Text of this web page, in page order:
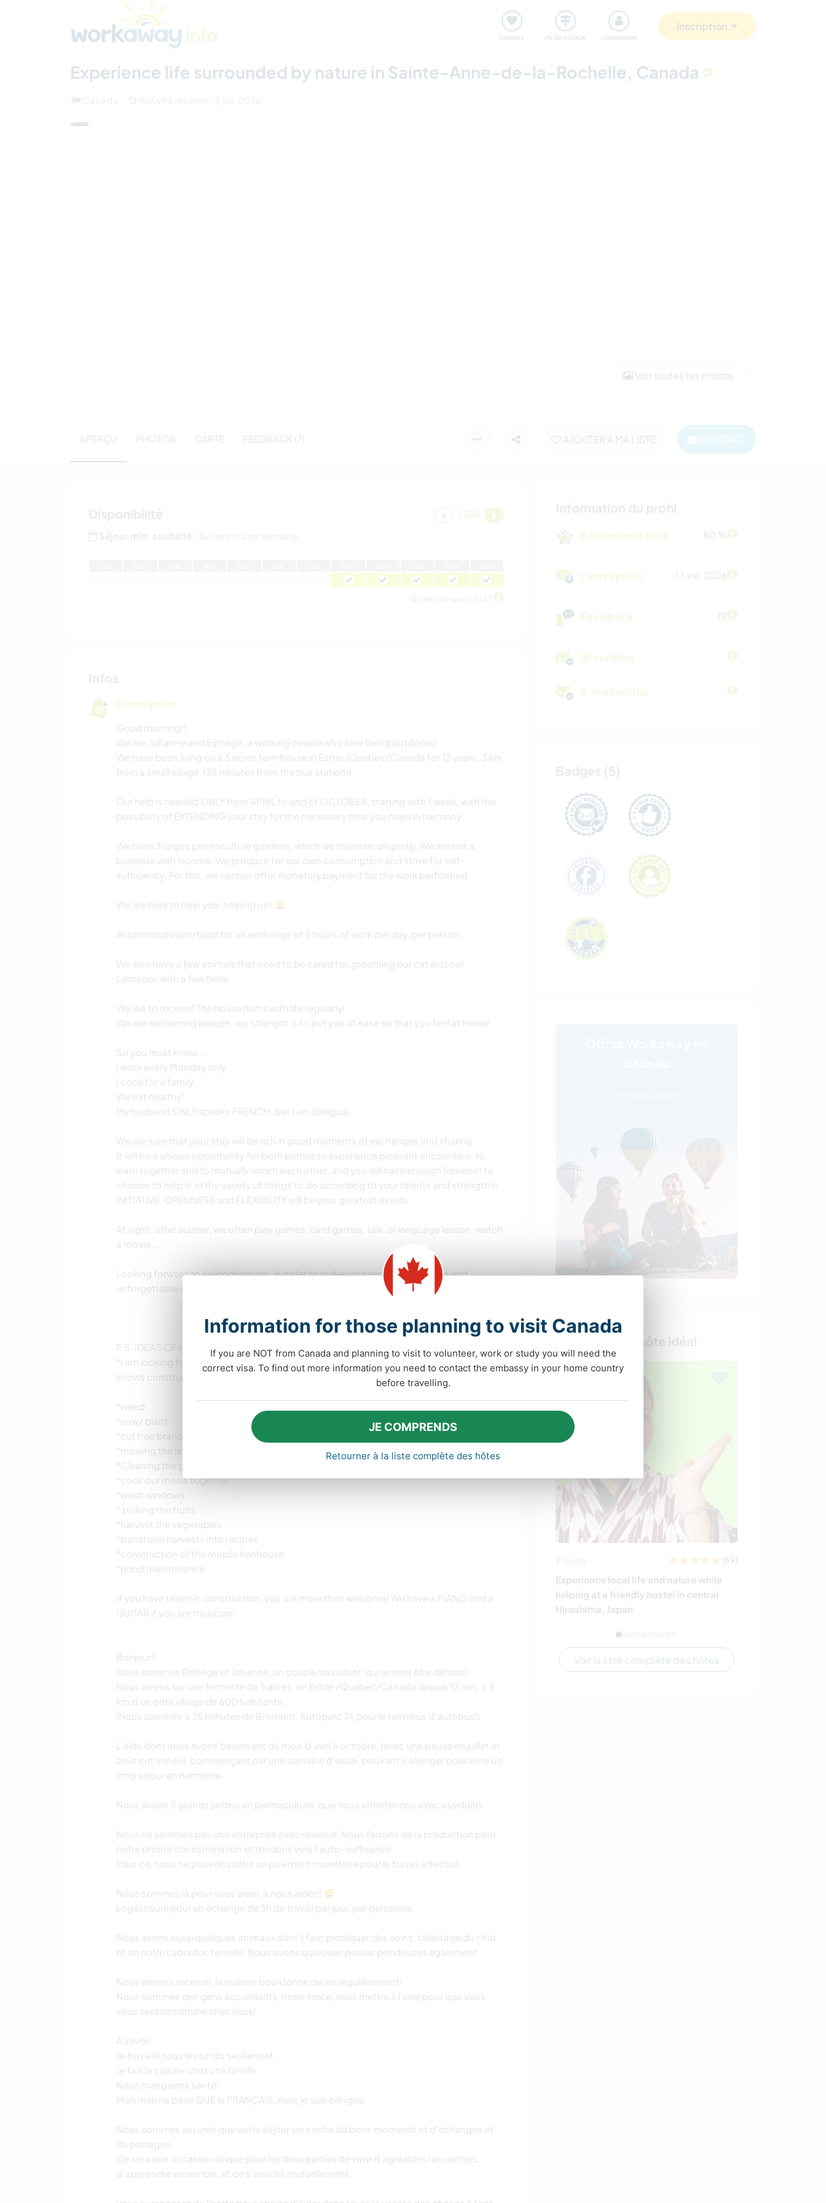
FAVORIS FIL DE VOYAGE CONNEXION
Inscription
Trouver hôte Covoyager Voyager, apprendre Communauté S'impliquer Sécurité
Voir toutes les photos
Experience life surrounded by nature in Sainte-Anne-de-la-Rochelle, Canada
AJOUTER À MA LISTE
APERÇU PHOTOS CARTE FEEDBACK (7)
Évaluation d'hôte 80 %
Last replied 13 avr. 2026
Feedback 12
ID verified
E-mail vérifié
(69)
Experience local life and nature while
helping at a friendly hostel in central
Hiroshima, Japan
Voir la liste complète des hôtes
2026
Qu'est-ce que c'est ?
Description
Good morning!!
We are Johanne and Elphège, a working couple who love being outdoors!
We have been living on a 5 acres farmhouse in Estrie /Quebec/Canada for 12 years, 3 km
from a small village. (35 minutes from the bus station!)
Our help is needed ONLY from APRIL to end of OCTOBER, starting with 1 week, with the
possibility of EXTENDING your stay for the necessary time you need in harmony.
We have 3 larges permaculture gardens, which we maintain diligently. We are not a
business with income. We produce for our own consumption and strive for self-
sufficiency. For this, we cannot offer monetary payment for the work performed.
We are here to help you, helping us!! 😀
Accommodation/food for an exchange of 5 hours of work per day, per person.
We also have a few animals that need to be cared for, grooming our cat and our
Labrador, with a few hens.
We like to receive! The house hums with life regularly!
We are welcoming people, our strength is to put you at ease so that you feel at home!
So you must know...
I work every Monday only.
I cook for a family
We eat healthy!
My husband ONLY speaks FRENCH, but I am bilingual.
We are sure that your stay will be rich in good moments of exchanges and sharing.
It will be a unique opportunity for both parties to experience pleasant encounters, to
learn together and to mutually enrich each other, and you will have enough freedom to
choose to help in all the variety of things to do according to your talents and strengths!
INITIATIVE, OPENNESS and FLEXIBILITY will be your greatest assets.
At night, after supper, we often play games, card games, talk, or language lesson, watch
a movie...
Looking forward to welcoming you, in order to make your experience unique and
unforgettable with us!
P.S. IDEAS OF HELP NEEDED FOR THIS SUMMER 2025.
*I am looking for a cabinetmaker to finish the interior of my tiny house and someone who
knows construction to finish the exterior of the tiny house*.
*weed
*sow/ plant
*cut tree branches
*mowing the lawn
*Cleaning the garage/barn
*cook our meals together
*wash windows
* picking the fruits
*harvest the vegetables
*transform harvests into recipes
*construction of the mobile henhouse
*pond maintenance
If you have talent in construction, you are more than welcome! We have a PIANO and a
GUITAR if you are musician!
Bonjour!!
Nous sommes Elphège et Johanne, un couple travaillant, qui aiment être dehors!
Nous vivons sur une fermette de 5 acres, en Estrie /Québec/Canada depuis 12 ans, à 3
km d'un petit village de 600 habitants.
(Nous sommes à 35 minutes de Bromont, Autoparc 74 pour le terminus d'autobus!)
L'aide dont nous avons besoin est du mois d'avril à octobre, (avec une pause en juillet et
août cet année), commençant par une semaine d'essai, pouvant s'allonger pour vivre un
long séjour en harmonie.
Nous avons 3 grands jardins en permaculture, que nous entretenons avec assiduité.
Nous ne sommes pas une entreprise avec revenus. Nous faisons de la production pour
notre propre consommation et tendons vers l'auto-suffisance.
Pour ce, nous ne pouvons offrir un paiement monétaire pour le travail effectué.
Nous sommes là pour vous aider, à nous aider!! 😀
Logé/nourri pour un échange de 5h de travail par jour, par personne.
Nous avons aussi quelques animaux dont il faut prodiguer des soins, toilettage du chat
et de notre Labrador, femelle. Nous avons quelques poules pondeuses également.
Nous aimons recevoir, la maison bourdonne de vie régulièrement!
Nous sommes des gens accueillants, notre force, vous mettre à l'aise pour que vous
vous sentiez comme chez vous!
À savoir:
Je travaille tous les lundis seulement.
Je fais la cuisine chez une famille.
Nous mangeons santé!
Mon mari ne parle QUE le FRANÇAIS, mais je suis bilingue.
Nous sommes assurés que votre séjour sera riche de bons moments et d'échanges et
de partages.
Ce sera une occasion unique pour les deux parties de vivre d'agréables rencontres,
d'apprendre ensemble, et de s'enrichir mutuellement.
Information for those planning to visit Canada
If you are NOT from Canada and planning to visit to volunteer, work or study you will need the
correct visa. To find out more information you need to contact the embassy in your home country
before travelling.
JE COMPRENDS
Retourner à la liste complète des hôtes